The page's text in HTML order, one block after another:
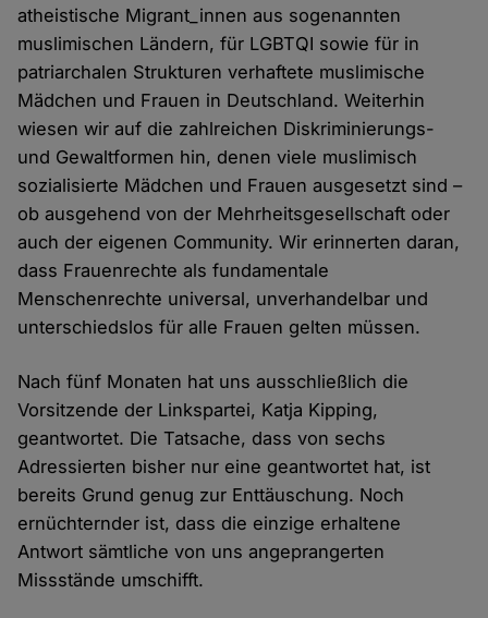
atheistische Migrant_innen aus sogenannten
muslimischen Ländern, für LGBTQI sowie für in
patriarchalen Strukturen verhaftete muslimische
Mädchen und Frauen in Deutschland. Weiterhin
wiesen wir auf die zahlreichen Diskriminierungs-
und Gewaltformen hin, denen viele muslimisch
sozialisierte Mädchen und Frauen ausgesetzt sind –
ob ausgehend von der Mehrheitsgesellschaft oder
auch der eigenen Community. Wir erinnerten daran,
dass Frauenrechte als fundamentale
Menschenrechte universal, unverhandelbar und
unterschiedslos für alle Frauen gelten müssen.
Nach fünf Monaten hat uns ausschließlich die
Vorsitzende der Linkspartei, Katja Kipping,
geantwortet. Die Tatsache, dass von sechs
Adressierten bisher nur eine geantwortet hat, ist
bereits Grund genug zur Enttäuschung. Noch
ernüchternder ist, dass die einzige erhaltene
Antwort sämtliche von uns angeprangerten
Missstände umschifft.